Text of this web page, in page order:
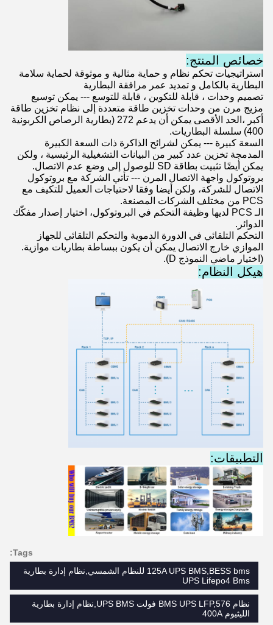
خصائص المنتج:
استراتيجيات تحكم نظام و حماية مثالية و موثوقة لحماية سلامة
البطارية بالكامل و تمديد عمر مرافقة البطارية
تصميم وحدات ، قابلة للتكوين ، قابلة للتوسع --- يمكن توسيع
مزيج مرن من وحدات تخزين طاقة متعددة إلى نظام تخزين طاقة
أكبر ،الحد الأقصى يمكن أن يدعم 272 (بطارية الرصاص الكربونية
400) سلسلة البطاريات.
السعة كبيرة --- يمكن لشرائح الذاكرة ذات السعة الكبيرة
المدمجة تخزين عدد كبير من البيانات التشغيلية الرئيسية ، ولكن
يمكن أيضًا تثبيت بطاقة SD للوصول إلى وضع عدم الاتصال.
بروتوكول واجهة الاتصال المرن --- تأتي الشركة مع بروتوكول
الاتصال للشركة، ولكن أيضا وفقا لاحتياجات العميل للتكيف مع
PCS من مختلف الشركات المصنعة.
الـ PCS لديها وظيفة التحكم في البروتوكول، اختيار إصدار مفكّك
الدوائر.
التحكم التلقائي في الدورة الدموية والتحكم التلقائي للجهاز
الموازي خارج الاتصال يمكن أن يكون ببساطة بطاريات موازية.
(اختيار ماضي النموذج D).
هيكل النظام:
التطبيقات:
Tags:
125A UPS BMS,BESS bms للنظام الشمسي,نظام إدارة بطارية
UPS Lifepo4 Bms
نظام BMS UPS LFP,576 فولت UPS BMS,نظام إدارة بطارية
الليثيوم 400A